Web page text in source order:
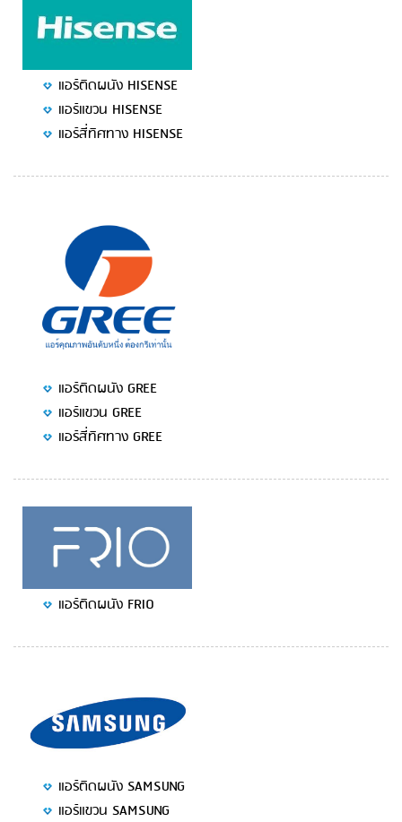
แอร์ติดผนัง HISENSE
แอร์แขวน HISENSE
แอร์สี่ทิศทาง HISENSE
แอร์ติดผนัง GREE
แอร์แขวน GREE
แอร์สี่ทิศทาง GREE
แอร์ติดผนัง FRIO
แอร์ติดผนัง SAMSUNG
แอร์แขวน SAMSUNG